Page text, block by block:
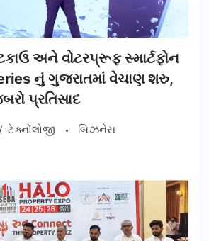
અને વોટરપ્રૂફ સ્માર્ટફોન
નું ગુજરાતમાં વેચાણ શરુ,
પ્રતિસાદ
ટેક્નોલોજી બિઝનેસ